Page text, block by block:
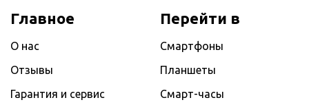
Главное
О нас
Отзывы
Гарантия и сервис
Перейти в
Смартфоны
Планшеты
Смарт-часы